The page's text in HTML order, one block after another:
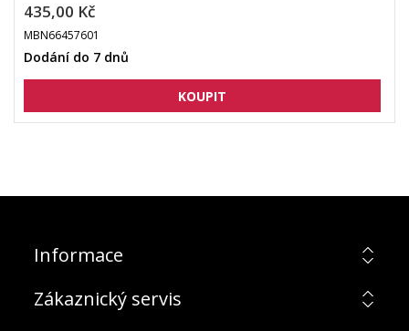
435,00 Kč
MBN66457601
Dodání do 7 dnů
Informace
Zákaznický servis